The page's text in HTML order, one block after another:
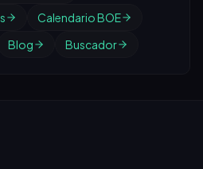
Calendario BOE
Blog Buscador